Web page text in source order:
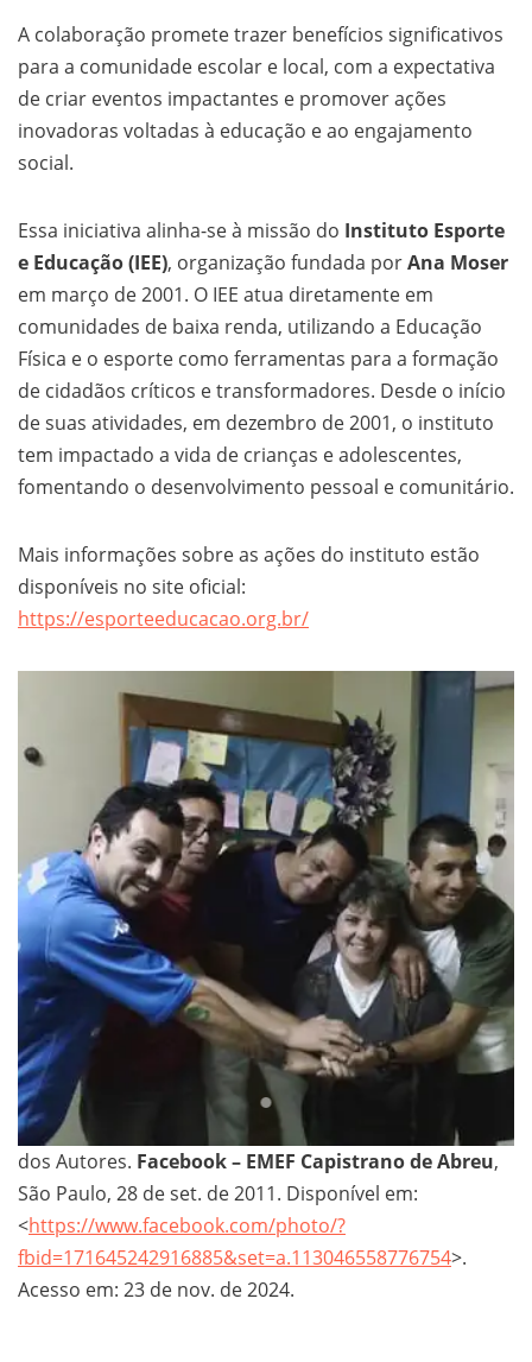
A colaboração promete trazer benefícios significativos
para a comunidade escolar e local, com a expectativa
de criar eventos impactantes e promover ações
inovadoras voltadas à educação e ao engajamento
social.
Essa iniciativa alinha-se à missão do Instituto Esporte
e Educação (IEE), organização fundada porAna Moser
em março de 2001. O IEE atua diretamente em
comunidades de baixa renda, utilizando a Educação
Física e o esporte como ferramentas para a formação
de cidadãos críticos e transformadores. Desde o início
de suas atividades, em dezembro de 2001, o instituto
tem impactado a vida de crianças e adolescentes,
fomentando o desenvolvimento pessoal e comunitário.
Mais informações sobre as ações do instituto estão
disponíveis no site oficial:
https://esporteeducacao.org.br/
dos Autores. Facebook – EMEF Capistrano de Abreu,
São Paulo, 28 de set. de 2011. Disponível em:
<https://www.facebook.com/photo/?
fbid=171645242916885&set=a.113046558776754>.
Acesso em: 23 de nov. de 2024.